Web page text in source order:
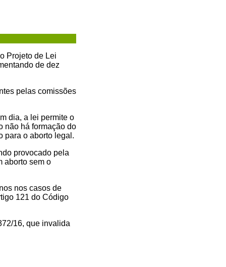
Projeto de Lei
de dez
pelas comissões
dia, a lei permite o
não há formação do
para o aborto legal.
provocado pela
aborto sem o
nos casos de
121 do Código
16, que invalida